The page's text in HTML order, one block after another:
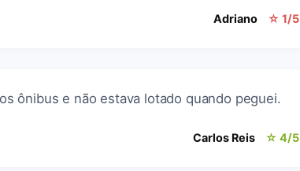
Adriano ☆ 1/5
ônibus e não estava lotado quando peguei.
Carlos Reis ☆ 4/5